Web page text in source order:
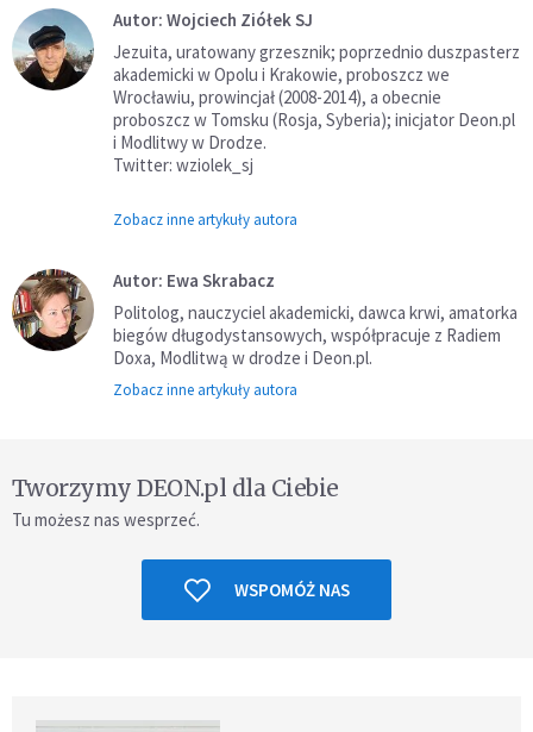
Autor: Wojciech Ziółek SJ
Jezuita, uratowany grzesznik; poprzednio duszpasterz
akademicki w Opolu i Krakowie, proboszcz we
Wrocławiu, prowincjał (2008-2014), a obecnie
proboszcz w Tomsku (Rosja, Syberia); inicjator Deon.pl
i Modlitwy w Drodze.
Twitter: wziolek_sj
Zobacz inne artykuły autora
Autor: Ewa Skrabacz
Politolog, nauczyciel akademicki, dawca krwi, amatorka
biegów długodystansowych, współpracuje z Radiem
Doxa, Modlitwą w drodze i Deon.pl.
Zobacz inne artykuły autora
Tworzymy DEON.pl dla Ciebie
Tu możesz nas wesprzeć.
WSPOMÓŻ NAS